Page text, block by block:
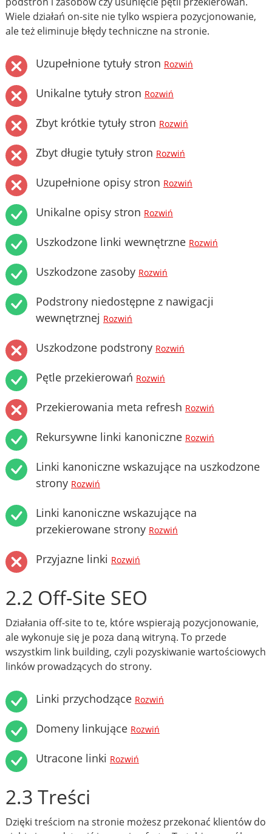
Wiele działań on-site nie tylko wspiera pozycjonowanie,
ale też eliminuje błędy techniczne na stronie.
Uzupełnione tytuły stron Rozwiń
Unikalne tytuły stron Rozwiń
Zbyt krótkie tytuły stron Rozwiń
Zbyt długie tytuły stron Rozwiń
Uzupełnione opisy stron Rozwiń
Unikalne opisy stron Rozwiń
Uszkodzone linki wewnętrzne Rozwiń
Uszkodzone zasoby Rozwiń
Podstrony niedostępne z nawigacji
wewnętrznej Rozwiń
Uszkodzone podstrony Rozwiń
Pętle przekierowań Rozwiń
Przekierowania meta refresh Rozwiń
Rekursywne linki kanoniczne Rozwiń
Linki kanoniczne wskazujące na uszkodzone
strony Rozwiń
Linki kanoniczne wskazujące na
przekierowane strony Rozwiń
Przyjazne linki Rozwiń
2.2 Off-Site SEO
Działania off-site to te, które wspierają pozycjonowanie,
ale wykonuje się je poza daną witryną. To przede
wszystkim link building, czyli pozyskiwanie wartościowych
linków prowadzących do strony.
Linki przychodzące Rozwiń
Domeny linkujące Rozwiń
Utracone linki Rozwiń
2.3 Treści
Dzięki treściom na stronie możesz przekonać klientów do